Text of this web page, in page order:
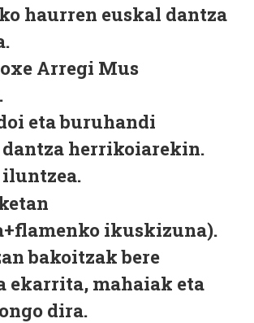
haurren euskal dantza
Arregi Mus
eta buruhandi
herrikoiarekin.
ikuskizuna).
bakoitzak bere
ekarrita, mahaiak eta
dira.